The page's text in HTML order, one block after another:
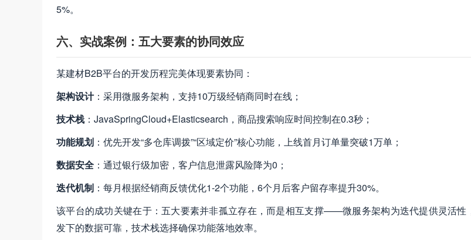
5%。
六、实战案例：五大要素的协同效应
某建材B2B平台的开发历程完美体现要素协同：
架构设计：采用微服务架构，支持10万级经销商同时在线；
技术栈 ：JavaSpringCloud+Elasticsearch，商品搜索响应时间控制在0.3秒；
功能规划 ：优先开发“多仓库调拨”“区域定价”核心功能，上线首月订单量突破1万单；
数据安全 ：通过银行级加密，客户信息泄露风险降为0；
迭代机制 ：每月根据经销商反馈优化1-2个功能，6个月后客户留存率提升30%。
该平台的成功关键在于：五大要素并非孤立存在，而是相互支撑——微服务架构为迭代提供灵活性
发下的数据可靠，技术栈选择确保功能落地效率。